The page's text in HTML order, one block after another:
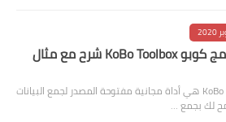
ما هو برنامج كوبو KoBo Toolbox شرح مع مثال
ما هو KoBo Toolbox ؟ KoBo Toolbox هي أداة مجانية مفتوحة المصدر لجمع البيانات
لك بجمع …